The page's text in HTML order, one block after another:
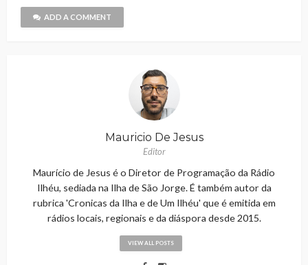
ADD A COMMENT
Mauricio De Jesus
Editor
Maurício de Jesus é o Diretor de Programação da Rádio
Ilhéu, sediada na Ilha de São Jorge. É também autor da
rubrica 'Cronicas da Ilha e de Um Ilhéu' que é emitida em
rádios locais, regionais e da diáspora desde 2015.
VIEW ALL POSTS